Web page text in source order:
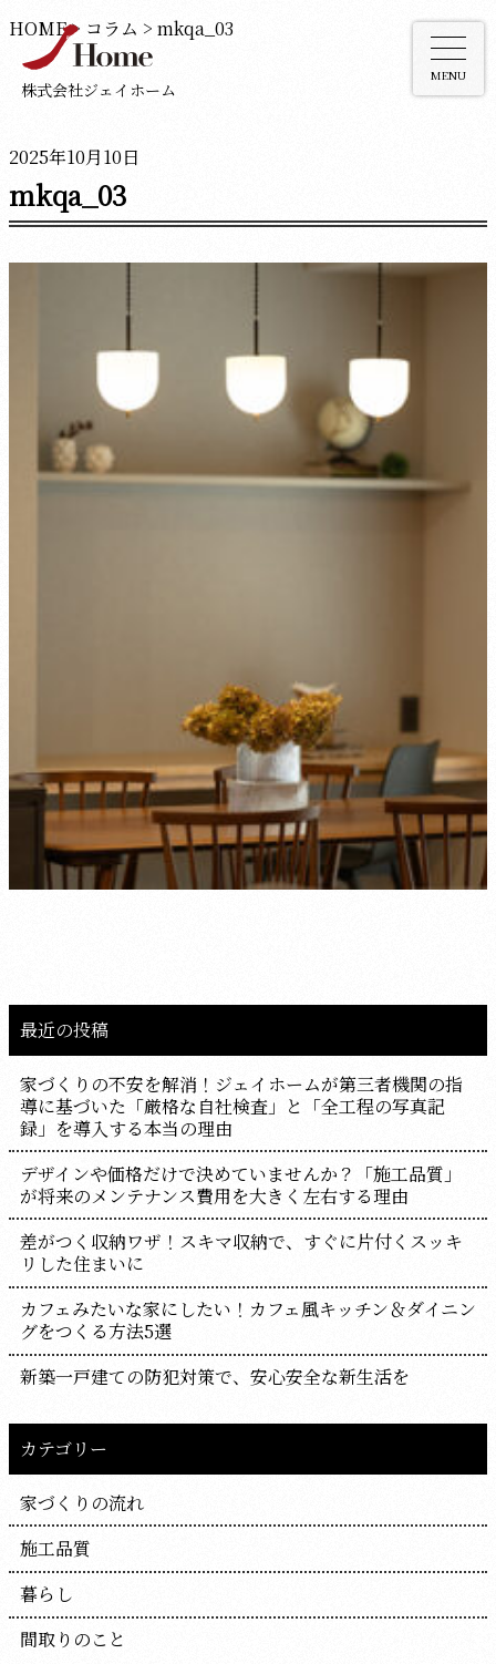
株式会社ジェイホーム
MENU
HOME> コラム > mkqa_03
2025年10月10日
mkqa_03
最近の投稿
家づくりの不安を解消！ジェイホームが第三者機関の指
導に基づいた「厳格な自社検査」と「全工程の写真記
録」を導入する本当の理由
デザインや価格だけで決めていませんか？「施工品質」
が将来のメンテナンス費用を大きく左右する理由
差がつく収納ワザ！スキマ収納で、すぐに片付くスッキ
リした住まいに
カフェみたいな家にしたい！カフェ風キッチン＆ダイニン
グをつくる方法5選
新築一戸建ての防犯対策で、安心安全な新生活を
カテゴリー
家づくりの流れ
施工品質
暮らし
間取りのこと